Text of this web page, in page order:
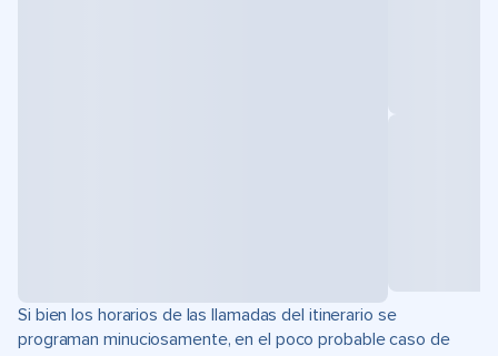
Si bien los horarios de las llamadas del itinerario se
programan minuciosamente, en el poco probable caso de